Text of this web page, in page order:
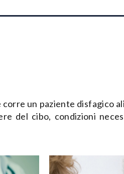
un paziente disfagico
del cibo, condizioni